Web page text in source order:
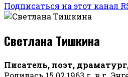
Подписаться на этот канал
Светлана Тишкина
Писатель, поэт,